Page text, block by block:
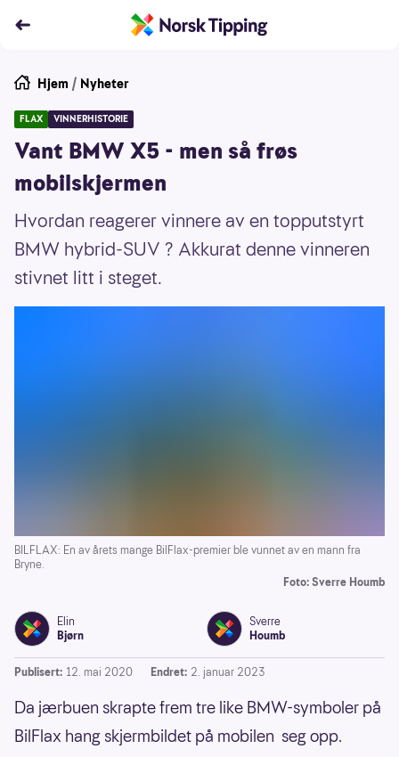
Hjem / Nyheter
FLAX VINNERHISTORIE
Vant BMW X5 - men så frøs
mobilskjermen
Hvordan reagerer vinnere av en topputstyrt
BMW hybrid-SUV ? Akkurat denne vinneren
stivnet litt i steget.
BILFLAX: En av årets mange BilFlax-premier ble vunnet av en mann fra
Bryne.
Foto: Sverre Houmb
Elin
Bjørn
Sverre
Houmb
Publisert: 12. mai 2020 Endret: 2. januar 2023
Da jærbuen skrapte frem tre like BMW-symboler på
BilFlax hang skjermbildet på mobilen seg opp.